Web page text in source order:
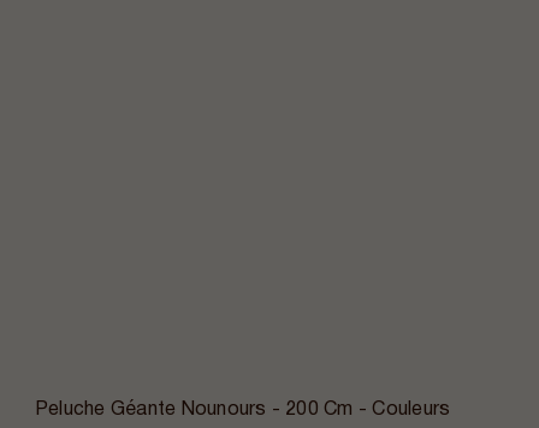
Peluche Géante Nounours - 200 Cm - Couleurs